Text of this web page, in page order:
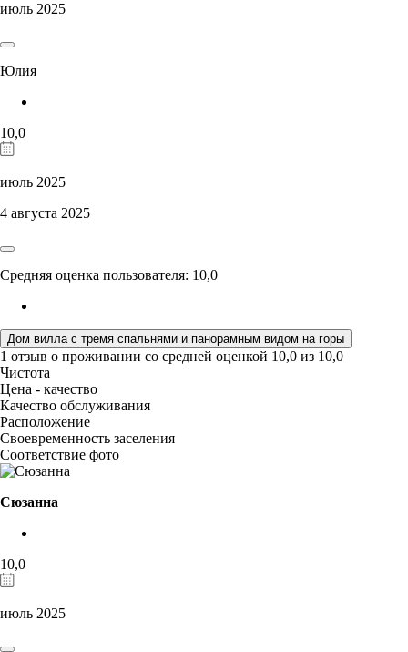
июль 2025
Юлия
10,0
июль 2025
4 августа 2025
Средняя оценка пользователя: 10,0
Дом вилла с тремя спальнями и панорамным видом на горы
1 отзыв о проживании со средней оценкой 10,0 из 10,0
Чистота
Цена - качество
Качество обслуживания
Расположение
Своевременность заселения
Соответствие фото
Сюзанна
10,0
июль 2025